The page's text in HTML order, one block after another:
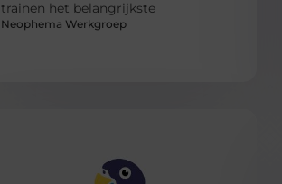
trainen het belangrijkste
Neophema Werkgroep